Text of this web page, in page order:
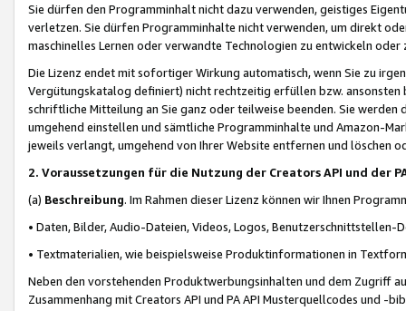
Sie dürfen den Programminhalt nicht dazu verwenden, geistiges
verletzen. Sie dürfen Programminhalte nicht verwenden, um direkt
maschinelles Lernen oder verwandte Technologien zu entwickeln
Die Lizenz endet mit sofortiger Wirkung automatisch, wenn Sie zu
Vergütungskatalog definiert) nicht rechtzeitig erfüllen bzw. ansonsten
schriftliche Mitteilung an Sie ganz oder teilweise beenden. Sie werden
umgehend einstellen und sämtliche Programminhalte und Amazon-
jeweils verlangt, umgehend von Ihrer Website entfernen und löschen
2. Voraussetzungen für die Nutzung der Creators API und der
(a) Beschreibung. Im Rahmen dieser Lizenz können wir Ihnen
• Daten, Bilder, Audio-Dateien, Videos, Logos, Benutzerschnittstellen-
• Textmaterialien, wie beispielsweise Produktinformationen in
Neben den vorstehenden Produktwerbungsinhalten und dem Zugriff
Zusammenhang mit Creators API und PA API Musterquellcodes und